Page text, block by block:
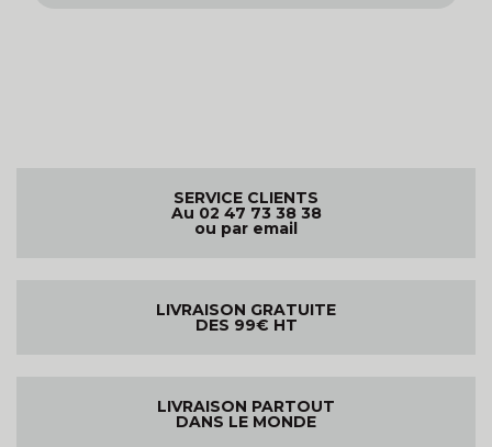
SERVICE CLIENTS
Au 02 47 73 38 38
ou par email
LIVRAISON GRATUITE
DES 99€ HT
LIVRAISON PARTOUT
DANS LE MONDE